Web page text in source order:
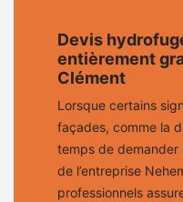
Devis
entièrement
Clément
Lorsque certains
façades, comme la
temps de demander
de l’entreprise
professionnels